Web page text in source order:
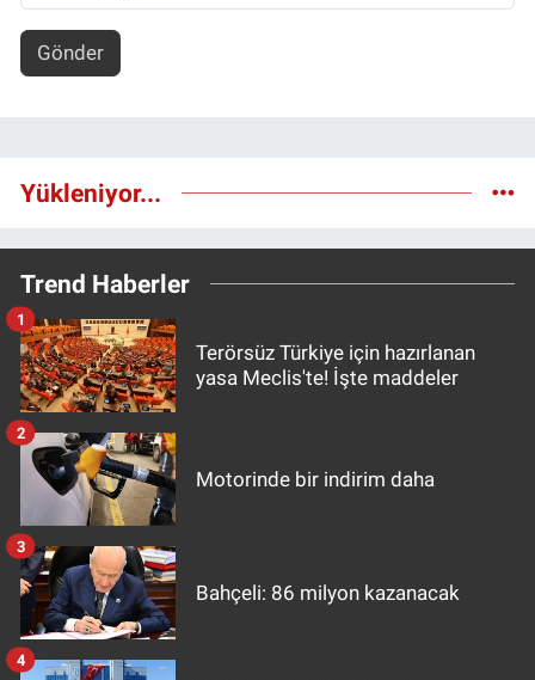
Gönder
Yükleniyor...
Trend Haberler
Terörsüz Türkiye için hazırlanan
yasa Meclis'te! İşte maddeler
1
Motorinde bir indirim daha
2
Bahçeli: 86 milyon kazanacak
3
4